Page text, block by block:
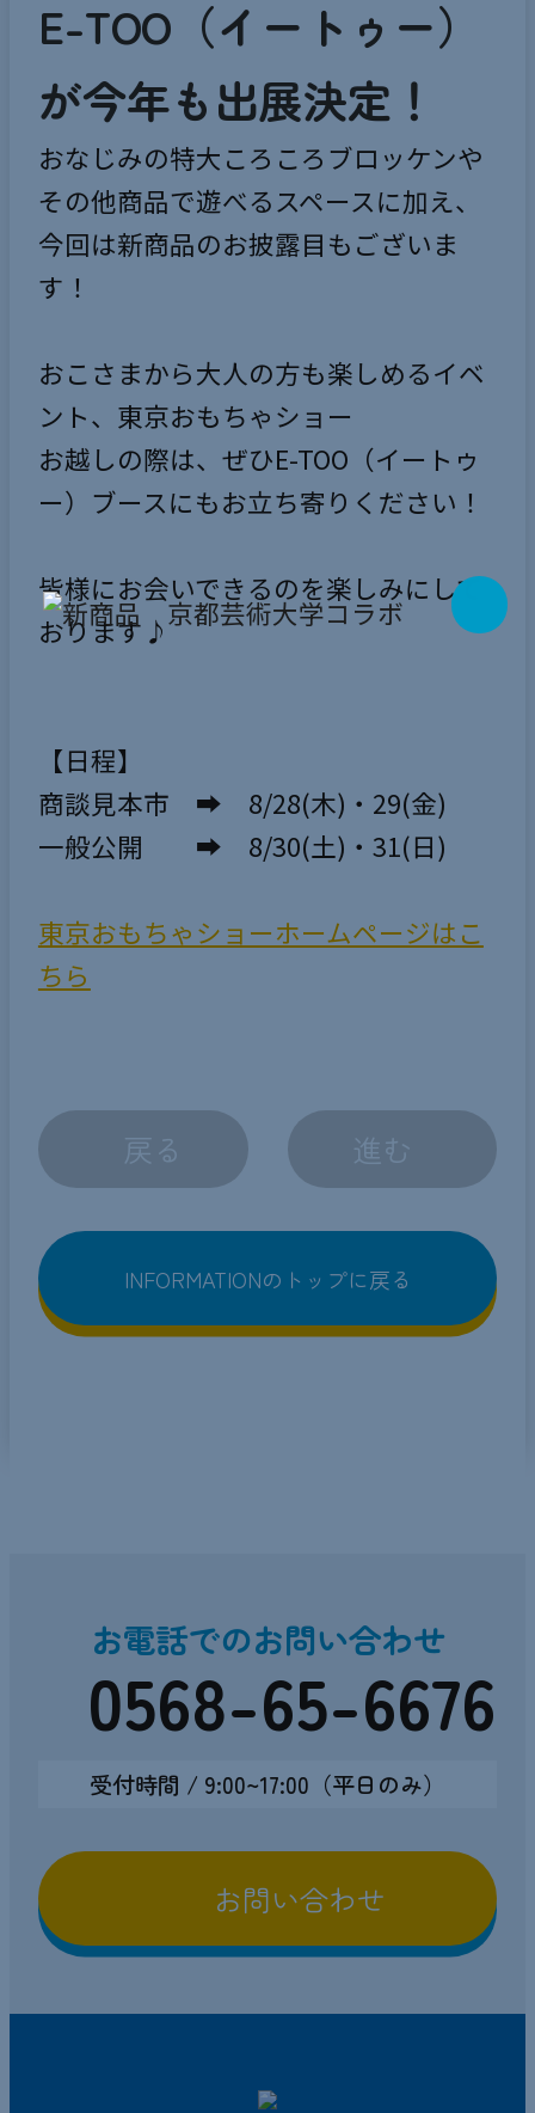
E-TOO（イートゥー）
が今年も出展決定！
おなじみの特大ころころブロッケンや
その他商品で遊べるスペースに加え、
今回は新商品のお披露目もございま
す！
おこさまから大人の方も楽しめるイベ
ント、東京おもちゃショー
お越しの際は、ぜひE-TOO（イートゥ
ー）ブースにもお立ち寄りください！
皆様にお会いできるのを楽しみにして
おります♪
【日程】
商談見本市 ➡ 8/28(木)・29(金)
一般公開 ➡ 8/30(土)・31(日)
東京おもちゃショーホームページはこ
ちら
戻る 進む
INFORMATIONのトップに戻る
お電話でのお問い合わせ
0568-65-6676
受付時間 / 9:00~17:00（平日のみ）
お問い合わせ